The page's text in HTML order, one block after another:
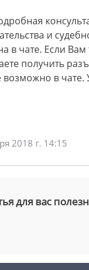
и
в чате. Если
получить
возможно в чате.
2018 г. 14:15
для вас